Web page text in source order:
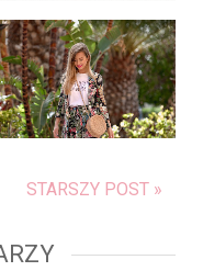
STARSZY POST »